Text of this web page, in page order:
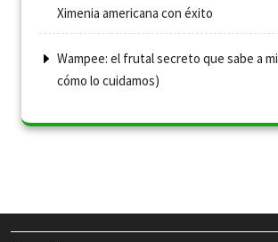
Ximenia americana con éxito
Wampee: el frutal secreto que sabe a
cómo lo cuidamos)